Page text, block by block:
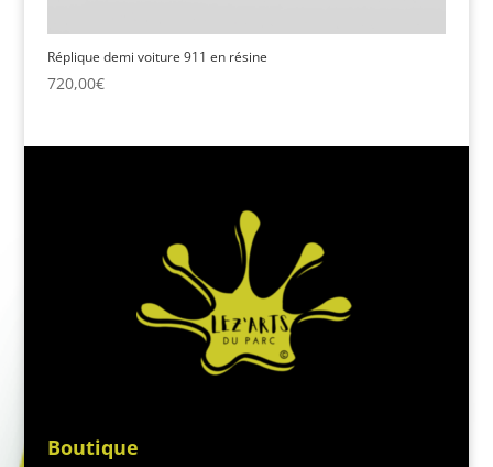
Réplique demi voiture 911 en résine
720,00€
Boutique